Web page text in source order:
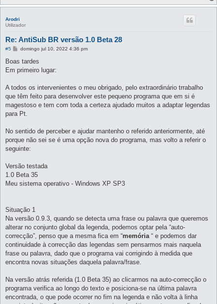
m
Arodri
Utilizador
Re: AntiSub BR versão 1.0 Beta 28
#5
M
n
a
m
domingo jul 10, 2022 4:36 pm
Boas tardes
Em primeiro lugar:
A todos os intervenientes o meu obrigado, pelo extraordinário trrabalho
que têm feito para desenvolver este pequeno programa que em si é
magestoso e tem com toda a certeza ajudado muitos a adaptar legendas
para Pt.
No sentido de perceber e ajudar mantenho o referido anteriormente, até
porque não sei se é uma opção nova do programa, mas volto a referir o
seguinte:
Versão testada
1.0 Beta 35
Meu sistema operativo - Windows XP SP3
Situação 1
Na versão 0.9.3, quando se detecta uma frase ou palavra que queremos
alterar no conjunto global da legenda, podemos optar pela “auto-
correcção”, penso que a mesma fica em “memória“ e podemos dar
continuidade à correcção das legendas sem pensarmos mais naquela
frase ou palavra, dado que o programa vai corrigindo à medida que
encontra novas situações daquela palavra/frase.
Na versão atrás referida (1.0 Beta 35) ao clicarmos na auto-correcção o
programa verifica ao longo do texto e posiciona-se na última palavra
encontrada, o que pode ocorrer no fim na legenda e não volta à linha